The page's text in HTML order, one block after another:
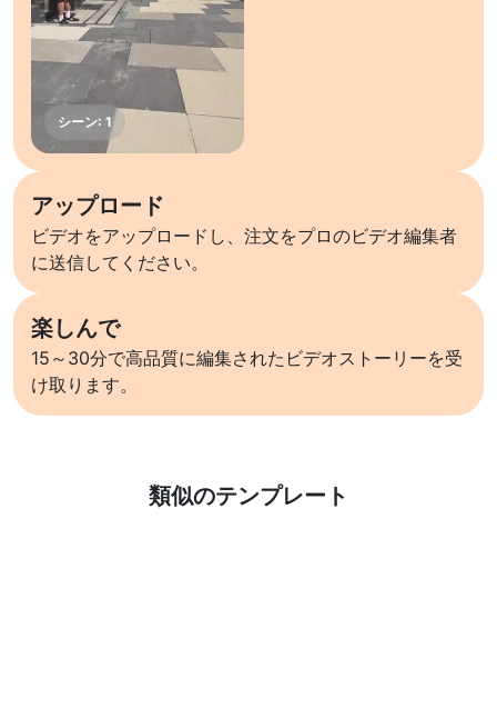
アップロード
ビデオをアップロードし、注文をプロのビデオ編集者
に送信してください。
楽しんで
15～30分で高品質に編集されたビデオストーリーを受
け取ります。
類似のテンプレート
詳しくはこちら